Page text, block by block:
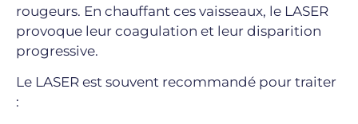
rougeurs. En chauffant ces vaisseaux, le LASER
provoque leur coagulation et leur disparition
progressive.
Le LASER est souvent recommandé pour traiter
: